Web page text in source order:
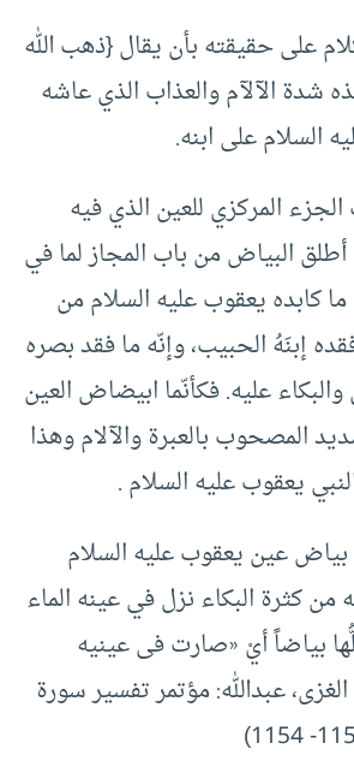
على حقيقته بأن يقال {ذهب الله
شدة الآلآم والعذاب الذي عاشه
السلام على ابنه.
المركزي للعين الذي فيه
أطلق البياض من باب المجاز لما في
كابده يعقوب عليه السلام من
إبنَهُ الحبيب، وإنّه ما فقد بصره
عليه. فكأنّما ابيضاض العين
المصحوب بالعبرة والآلام وهذا
يعقوب عليه السلام .
عين يعقوب عليه السلام
من كثرة البكاء نزل في عينه الماء
بياضاً أيْ «صارت فی عینیه
عبدالله: مؤتمر تفسير سورة